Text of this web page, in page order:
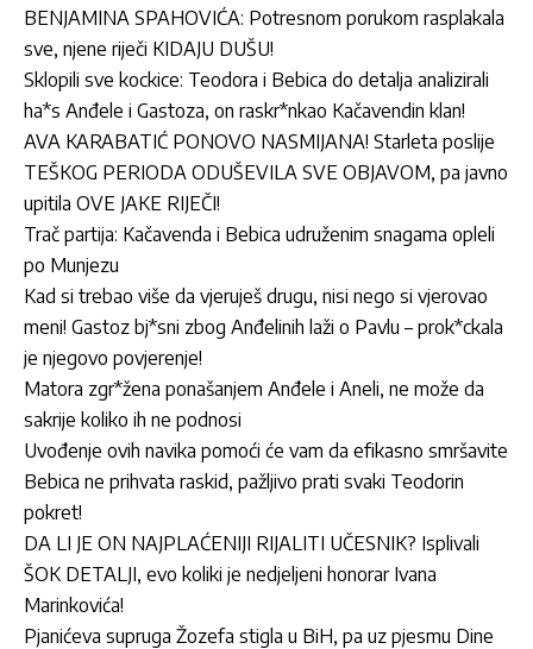
BENJAMINA SPAHOVIĆA: Potresnom porukom rasplakala
sve, njene riječi KIDAJU DUŠU!
Sklopili sve kockice: Teodora i Bebica do detalja analizirali
ha*s Anđele i Gastoza, on raskr*nkao Kačavendin klan!
AVA KARABATIĆ PONOVO NASMIJANA! Starleta poslije
TEŠKOG PERIODA ODUŠEVILA SVE OBJAVOM, pa javno
upitila OVE JAKE RIJEČI!
Trač partija: Kačavenda i Bebica udruženim snagama opleli
po Munjezu
Kad si trebao više da vjeruješ drugu, nisi nego si vjerovao
meni! Gastoz bj*sni zbog Anđelinih laži o Pavlu – prok*ckala
je njegovo povjerenje!
Matora zgr*žena ponašanjem Anđele i Aneli, ne može da
sakrije koliko ih ne podnosi
Uvođenje ovih navika pomoći će vam da efikasno smršavite
Bebica ne prihvata raskid, pažljivo prati svaki Teodorin
pokret!
DA LI JE ON NAJPLAĆENIJI RIJALITI UČESNIK? Isplivali
ŠOK DETALJI, evo koliki je nedjeljeni honorar Ivana
Marinkovića!
Pjanićeva supruga Žozefa stigla u BiH, pa uz pjesmu Dine